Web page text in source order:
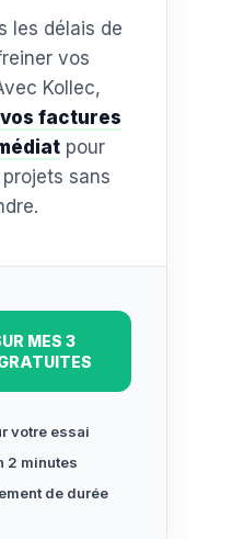
les délais de
vos
Kollec,
factures
pour
sans
MES 3
votre essai
2 minutes
de durée